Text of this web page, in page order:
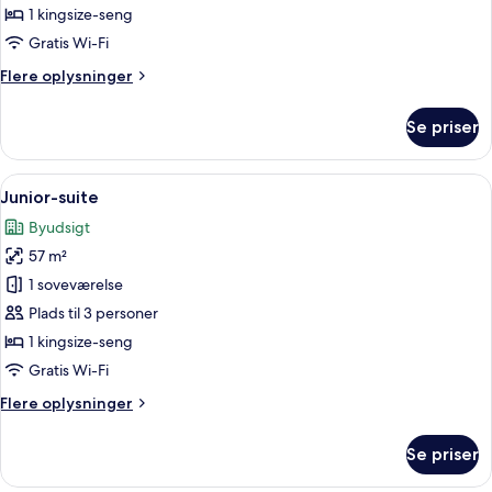
-
balkon
1 kingsize-seng
Gratis Wi-Fi
Flere oplysninger
Flere
værelse
balkon
Se priser
Indlæs
alle
billeder
af
Junior-
suite
En stilfuld stue med en sofa, et
5
Junior-suite
Byudsigt
57 m²
1 soveværelse
Plads til 3 personer
1 kingsize-seng
Gratis Wi-Fi
Flere oplysninger
Flere
suite
Se priser